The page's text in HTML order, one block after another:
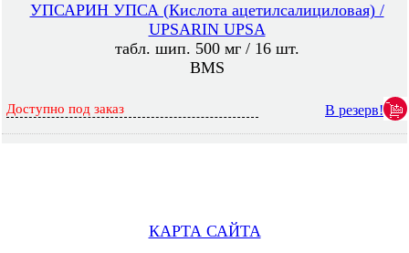
УПСАРИН УПСА (Кислота ацетилсалициловая) /
UPSARIN UPSA
табл. шип. 500 мг / 16 шт.
BMS
Доступно под заказ В резерв!
КАРТА САЙТА